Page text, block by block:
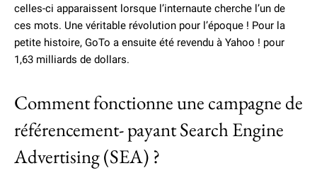
celles-ci apparaissent lorsque l’internaute cherche l’un de
ces mots. Une véritable révolution pour l’époque ! Pour la
petite histoire, GoTo a ensuite été revendu à Yahoo ! pour
1,63 milliards de dollars.
Comment fonctionne une campagne de
référencement- payant Search Engine
Advertising (SEA) ?